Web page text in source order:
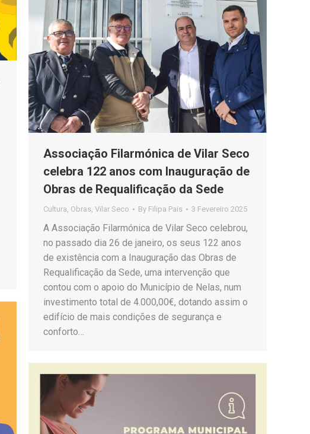
Associação Filarmónica de Vilar Seco
celebra 122 anos com Inauguração de
Obras de Requalificação da Sede
Cultura, Obras, Vilar Seco By Filipa Pais 3 Fevereiro 2025
A Associação Filarmónica de Vilar Seco celebrou,
no passado dia 26 de janeiro, os seus 122 anos
de existência com a Inauguração das Obras de
Requalificação da Sede, uma intervenção que
contou com o apoio do Município de Nelas, num
investimento total de 4.000,00€, dotando assim o
edifício de mais condições de segurança e
conforto…